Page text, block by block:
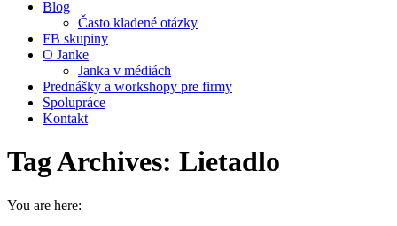
Blog
Často kladené otázky
FB skupiny
O Janke
Janka v médiách
Prednášky a workshopy pre firmy
Spolupráce
Kontakt
Tag Archives: Lietadlo
You are here: